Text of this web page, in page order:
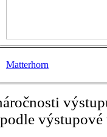
Matterhorn
výstupové